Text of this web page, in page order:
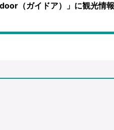
（ガイドア）」に観光情